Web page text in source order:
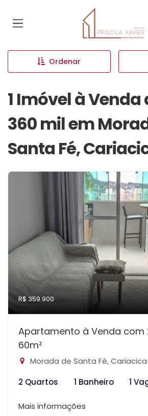
Página inicial
Ordenar
1 Imóvel à Venda
360 mil em
Santa Fé,
R$ 359.900
Apartamento à Venda com
60m²
Morada de Santa Fé,
2 Quartos
1 Banheiro 1
Mais informações